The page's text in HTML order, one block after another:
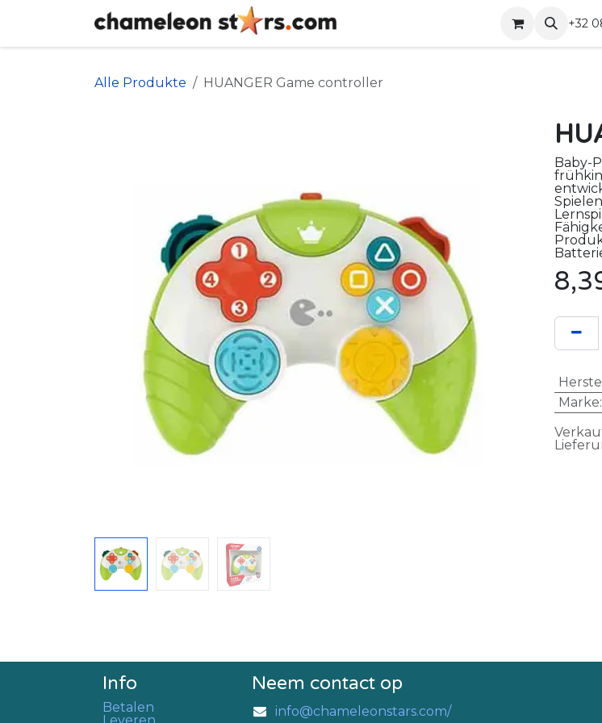
Zum Inhalt springen
+32
Alle Produkte HUANGER Game controller
Baby-
Marke:
Neem contact op
info@chameleonstars.com/
Info
Betalen